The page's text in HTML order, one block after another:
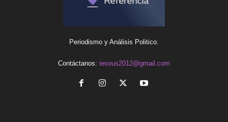
Periodismo y Análisis Politico.
Contáctanos: iesous2012@gmail.com